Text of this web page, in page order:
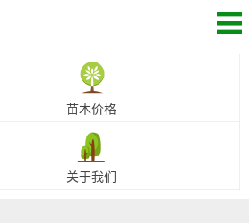
苗木价格
关于我们